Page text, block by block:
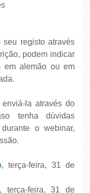
seu registo através
podem indicar
em alemão ou em
la através do
tenha dúvidas
o webinar,
, terça-feira, 31 de
terça-feira, 31 de